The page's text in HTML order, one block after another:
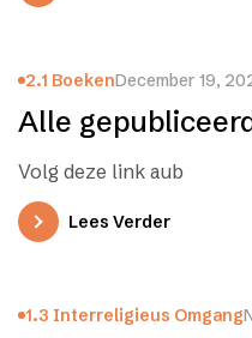
2.1 BoekenDecember 19,
Alle
Volg deze link aub
Lees Verder
1.3 Interreligieus Omgang